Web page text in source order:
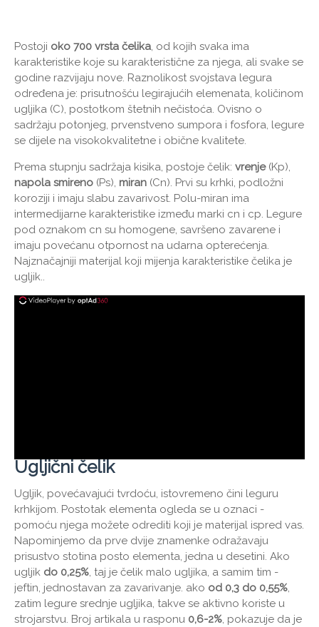
Postoji oko 700 vrsta čelika, od kojih svaka ima
karakteristike koje su karakteristične za njega, ali svake se
godine razvijaju nove. Raznolikost svojstava legura
određena je: prisutnošću legirajućih elemenata, količinom
ugljika (C), postotkom štetnih nečistoća. Ovisno o
sadržaju potonjeg, prvenstveno sumpora i fosfora, legure
se dijele na visokokvalitetne i obične kvalitete.
Prema stupnju sadržaja kisika, postoje čelik: vrenje(Kp),
napola smireno (Ps), miran (Cn). Prvi su krhki, podložni
koroziji i imaju slabu zavarivost. Polu-miran ima
intermedijarne karakteristike između marki cn i cp. Legure
pod oznakom cn su homogene, savršeno zavarene i
imaju povećanu otpornost na udarna opterećenja.
Najznačajniji materijal koji mijenja karakteristike čelika je
ugljik..
Ugljični čelik
Ugljik, povećavajući tvrdoću, istovremeno čini leguru
krhkijom. Postotak elementa ogleda se u oznaci -
pomoću njega možete odrediti koji je materijal ispred vas.
Napominjemo da prve dvije znamenke odražavaju
prisustvo stotina posto elementa, jedna u desetini. Ako
ugljik do 0,25% , taj je čelik malo ugljika, a samim tim -
jeftin, jednostavan za zavarivanje. ako od 0,3 do 0,55%
zatim legure srednje ugljika, takve se aktivno koriste u
strojarstvu. Broj artikala u rasponu 0,6-2% , pokazuje da je